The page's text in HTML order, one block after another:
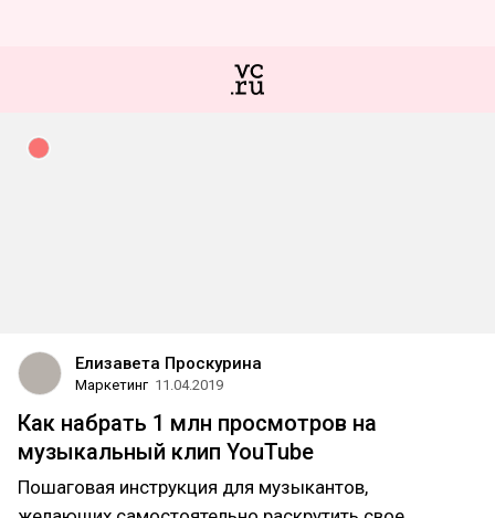
Елизавета Проскурина
Маркетинг 11.04.2019
Как набрать 1 млн просмотров на
музыкальный клип YouTube
Пошаговая инструкция для музыкантов,